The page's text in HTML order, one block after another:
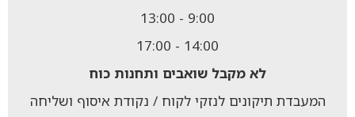
9:00 - 13:00
14:00 - 17:00
לא מקבל שואבים ותחנות כוח
המעבדת תיקונים לנזקי לקוח / נקודת איסוף ושליחה